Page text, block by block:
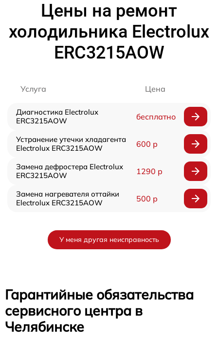
Цены на ремонт
холодильника Electrolux
ERC3215AOW
Услуга Цена
Диагностика Electrolux
ERC3215AOW
бесплатно
Устранение утечки хладагента
Electrolux ERC3215AOW
600 р
Замена дефростера Electrolux
ERC3215AOW
1290 р
Замена нагревателя оттайки
Electrolux ERC3215AOW
500 р
У меня другая неисправность
Гарантийные обязательства
сервисного центра в
Челябинске